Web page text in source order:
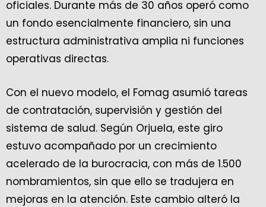
oficiales. Durante más de 30 años operó como
un fondo esencialmente financiero, sin una
estructura administrativa amplia ni funciones
operativas directas.
Con el nuevo modelo, el Fomag asumió tareas
de contratación, supervisión y gestión del
sistema de salud. Según Orjuela, este giro
estuvo acompañado por un crecimiento
acelerado de la burocracia, con más de 1.500
nombramientos, sin que ello se tradujera en
mejoras en la atención. Este cambio alteró la